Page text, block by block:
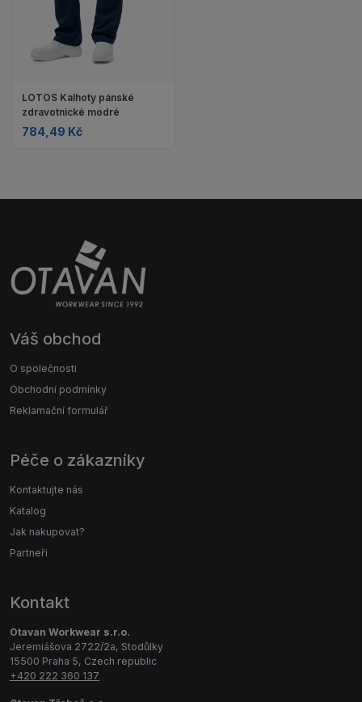
LOTOS Kalhoty pánské
zdravotnické modré
784,49 Kč
Váš obchod
O společnosti
Obchodní podmínky
Reklamační formulář
Péče o zákazníky
Kontaktujte nás
Katalog
Jak nakupovat?
Partneři
Kontakt
Otavan Workwear s.r.o.
Jeremiášova 2722/2a, Stodůlky
15500 Praha 5, Czech republic
+420 222 360 137